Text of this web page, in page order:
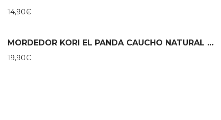
14,90€
MORDEDOR KORI EL PANDA CAUCHO NATURAL – LANCO
19,90€